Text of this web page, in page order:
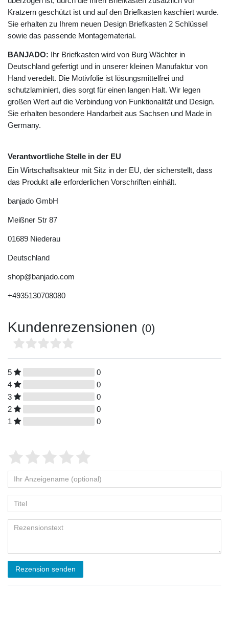
Kratzern geschützt ist und auf den Briefkasten kaschiert wurde.
Sie erhalten zu Ihrem neuen Design Briefkasten 2 Schlüssel
sowie das passende Montagematerial.
BANJADO: Ihr Briefkasten wird von Burg Wächter in
Deutschland gefertigt und in unserer kleinen Manufaktur von
Hand veredelt. Die Motivfolie ist lösungsmittelfrei und
schutzlaminiert, dies sorgt für einen langen Halt. Wir legen
großen Wert auf die Verbindung von Funktionalität und Design.
Sie erhalten besondere Handarbeit aus Sachsen und Made in
Germany.
Verantwortliche Stelle in der EU
Ein Wirtschaftsakteur mit Sitz in der EU, der sicherstellt, dass
das Produkt alle erforderlichen Vorschriften einhält.
banjado GmbH
Meißner Str 87
01689 Niederau
Deutschland
shop@banjado.com
+4935130708080
Kundenrezensionen (0)
5
0
4
0
3
0
2
0
1
0
Rezension senden